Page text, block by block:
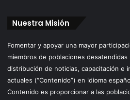
Nuestra Misión
Fomentar y apoyar una mayor
miembros de poblaciones
distribución de noticias, capacitación e
actuales (“Contenido”) en idioma
Contenido es proporcionar a las